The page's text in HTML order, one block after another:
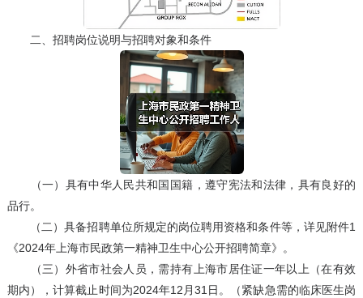
二、招聘岗位说明与招聘对象和条件
（一）具有中华人民共和国国籍，遵守宪法和法律，具有良好的
品行。
（二）具备招聘单位所规定的岗位聘用资格和条件等，详见附件1
《2024年上海市民政第一精神卫生中心公开招聘简章》。
（三）外省市社会人员，需持有上海市居住证一年以上（在有效
期内），计算截止时间为2024年12月31日。（紧缺急需的临床医生岗